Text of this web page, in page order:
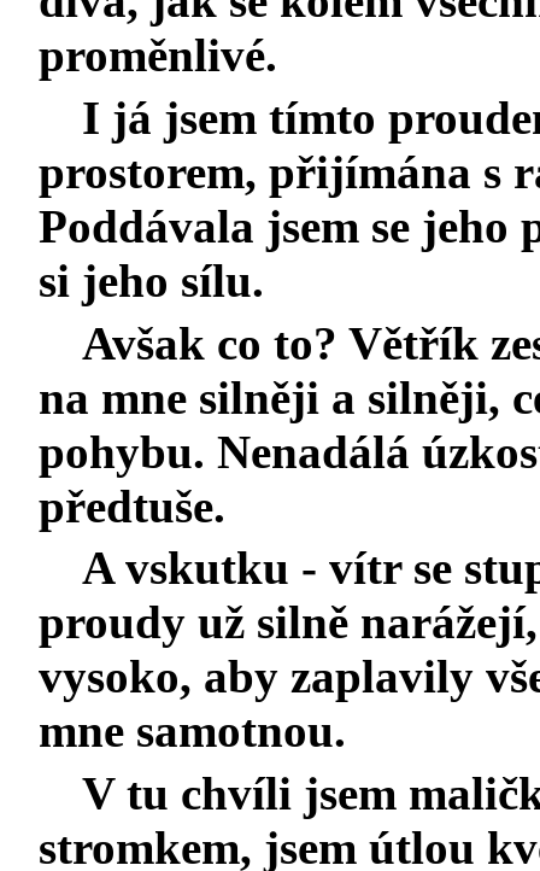
proměnlivé.
I já jsem tímto
prostorem, přijímána s
Poddávala jsem se jeho
si jeho sílu.
Avšak co to? Větřík
na mne silněji a silněji,
pohybu. Nenadálá
předtuše.
A vskutku - vítr se
proudy už silně
vysoko, aby zaplavily
mne samotnou.
V tu chvíli jsem
stromkem, jsem útlou